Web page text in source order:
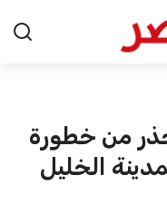
من خطورة
الخليل